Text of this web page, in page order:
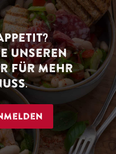
UNSEREN
FÜR MEHR